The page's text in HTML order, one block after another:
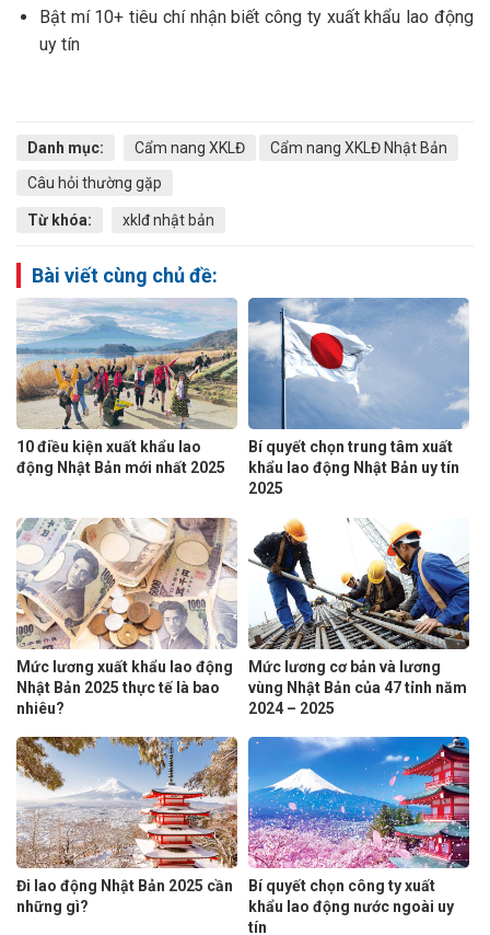
Bật mí 10+ tiêu chí nhận biết công ty xuất khẩu lao động
uy tín
Danh mục: Cẩm nang XKLĐ
Cẩm nang XKLĐ Nhật Bản
Câu hỏi thường gặp
Từ khóa: xklđ nhật bản
Bài viết cùng chủ đề:
10 điều kiện xuất khẩu lao
động Nhật Bản mới nhất 2025
Bí quyết chọn trung tâm xuất
khẩu lao động Nhật Bản uy tín
2025
Mức lương xuất khẩu lao động
Nhật Bản 2025 thực tế là bao
nhiêu?
Mức lương cơ bản và lương
vùng Nhật Bản của 47 tỉnh năm
2024 – 2025
Đi lao động Nhật Bản 2025 cần
những gì?
Bí quyết chọn công ty xuất
khẩu lao động nước ngoài uy
tín